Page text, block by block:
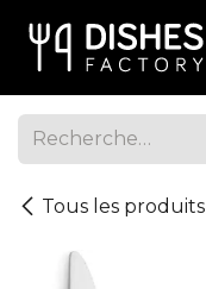
Tous les produits